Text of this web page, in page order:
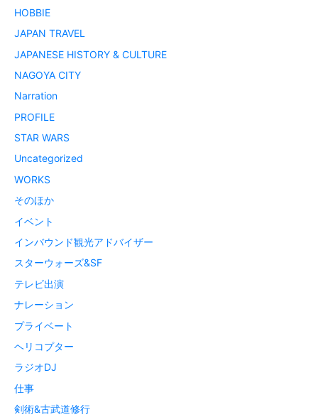
HOBBIE
JAPAN TRAVEL
JAPANESE HISTORY & CULTURE
NAGOYA CITY
Narration
PROFILE
STAR WARS
Uncategorized
WORKS
そのほか
イベント
インバウンド観光アドバイザー
スターウォーズ&SF
テレビ出演
ナレーション
プライベート
ヘリコプター
ラジオDJ
仕事
剣術&古武道修行